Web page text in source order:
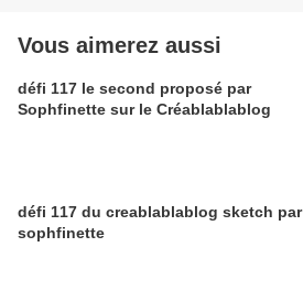
Vous aimerez aussi
défi 117 le second proposé par
Sophfinette sur le Créablablablog
défi 117 du creablablablog sketch par
sophfinette